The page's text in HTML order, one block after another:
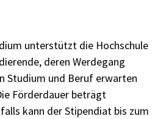
unterstützt die Hochschule
deren Werdegang
Studium und Beruf erwarten
Förderdauer beträgt
kann der Stipendiat bis zum